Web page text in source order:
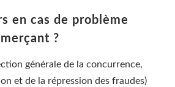
en cas de problème
?
générale de la concurrence,
et de la répression des fraudes)